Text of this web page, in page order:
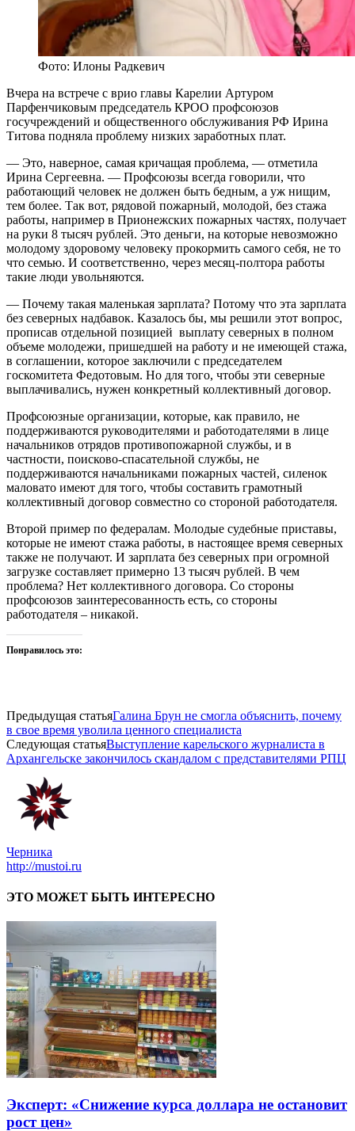
Фото: Илоны Радкевич
Вчера на встрече с врио главы Карелии Артуром
Парфенчиковым председатель КРОО профсоюзов
госучреждений и общественного обслуживания РФ Ирина
Титова подняла проблему низких заработных плат.
— Это, наверное, самая кричащая проблема, — отметила
Ирина Сергеевна. — Профсоюзы всегда говорили, что
работающий человек не должен быть бедным, а уж нищим,
тем более. Так вот, рядовой пожарный, молодой, без стажа
работы, например в Прионежских пожарных частях, получает
на руки 8 тысяч рублей. Это деньги, на которые невозможно
молодому здоровому человеку прокормить самого себя, не то
что семью. И соответственно, через месяц-полтора работы
такие люди увольняются.
— Почему такая маленькая зарплата? Потому что эта зарплата
без северных надбавок. Казалось бы, мы решили этот вопрос,
прописав отдельной позицией выплату северных в полном
объеме молодежи, пришедшей на работу и не имеющей стажа,
в соглашении, которое заключили с председателем
госкомитета Федотовым. Но для того, чтобы эти северные
выплачивались, нужен конкретный коллективный договор.
Профсоюзные организации, которые, как правило, не
поддерживаются руководителями и работодателями в лице
начальников отрядов противопожарной службы, и в
частности, поисково-спасательной службы, не
поддерживаются начальниками пожарных частей, силенок
маловато имеют для того, чтобы составить грамотный
коллективный договор совместно со стороной работодателя.
Второй пример по федералам. Молодые судебные приставы,
которые не имеют стажа работы, в настоящее время северных
также не получают. И зарплата без северных при огромной
загрузке составляет примерно 13 тысяч рублей. В чем
проблема? Нет коллективного договора. Со стороны
профсоюзов заинтересованность есть, со стороны
работодателя – никакой.
Понравилось это:
Предыдущая статьяГалина Брун не смогла объяснить, почему
в свое время уволила ценного специалиста
Следующая статьяВыступление карельского журналиста в
Архангельске закончилось скандалом с представителями РПЦ
Черника
http://mustoi.ru
ЭТО МОЖЕТ БЫТЬ ИНТЕРЕСНО
Эксперт: «Снижение курса доллара не остановит
рост цен»